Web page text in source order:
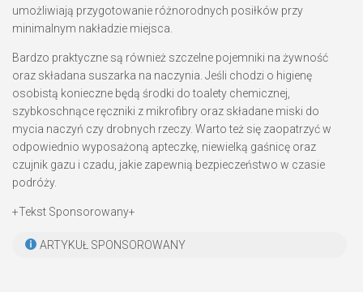
umożliwiają przygotowanie różnorodnych posiłków przy
minimalnym nakładzie miejsca.
Bardzo praktyczne są również szczelne pojemniki na żywność
oraz składana suszarka na naczynia. Jeśli chodzi o higienę
osobistą konieczne będą środki do toalety chemicznej,
szybkoschnące ręczniki z mikrofibry oraz składane miski do
mycia naczyń czy drobnych rzeczy. Warto też się zaopatrzyć w
odpowiednio wyposażoną apteczkę, niewielką gaśnicę oraz
czujnik gazu i czadu, jakie zapewnią bezpieczeństwo w czasie
podróży.
+Tekst Sponsorowany+
ARTYKUŁ SPONSOROWANY